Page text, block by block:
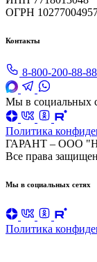
ОГРН
Контакты
8-800-200-88-88
Мы в социальных
Политика
ГАРАНТ – ООО
Все права
Мы в социальных сетях
Политика